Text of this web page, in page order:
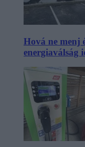
Hová ne menj
energiaválság